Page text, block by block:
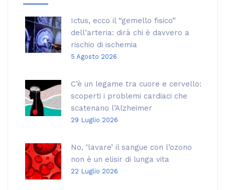
Ictus, ecco il “gemello fisico”
dell’arteria: dirà chi è davvero a
rischio di ischemia
5 Agosto 2026
C’è un legame tra cuore e cervello:
scoperti i problemi cardiaci che
scatenano l’Alzheimer
29 Luglio 2026
No, ‘lavare’ il sangue con l’ozono
non è un elisir di lunga vita
22 Luglio 2026